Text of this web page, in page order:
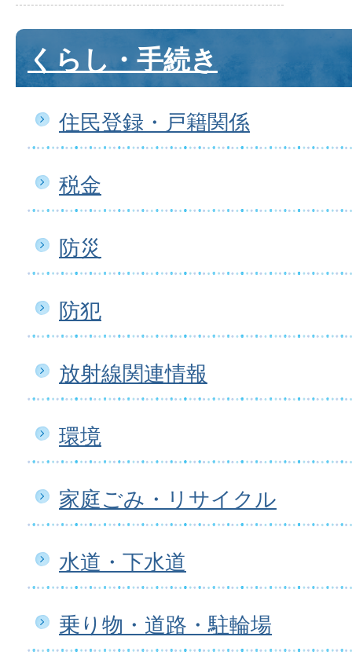
くらし・手続き
住民登録・戸籍関係
税金
防災
防犯
放射線関連情報
環境
家庭ごみ・リサイクル
水道・下水道
乗り物・道路・駐輪場